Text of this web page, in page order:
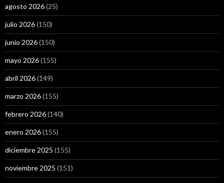
agosto 2026(25)
julio 2026(150)
junio 2026(150)
mayo 2026(155)
abril 2026(149)
marzo 2026(155)
febrero 2026(140)
enero 2026(155)
diciembre 2025 (155)
noviembre 2025 (151)